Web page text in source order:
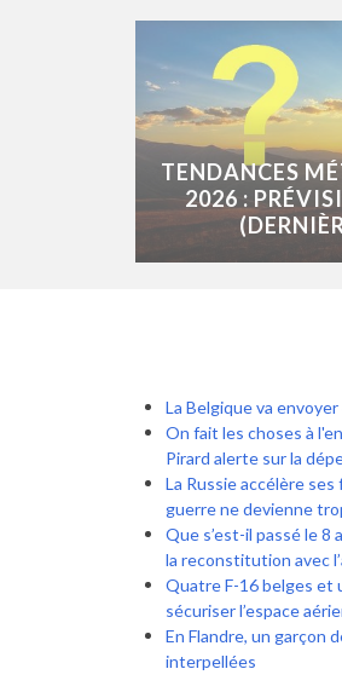
TENDANCES
2026 :
La Belgique va
On fait les choses à
Pirard alerte sur la
La Russie accélère
guerre ne devienne
Que s’est-il passé le 8
la reconstitution avec
Quatre F-16 belges et
sécuriser l’espace
En Flandre, un garçon
interpellées